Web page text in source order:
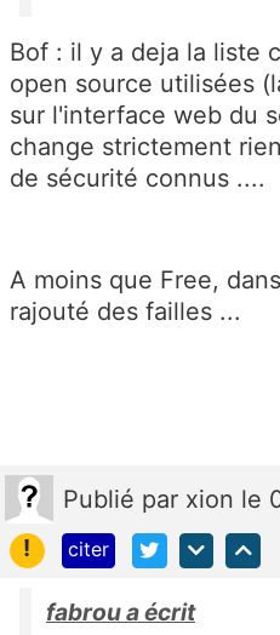
Bof : il y a deja la liste
open source utilisées
sur l'interface web du
change strictement
de sécurité connus ....
A moins que Free,
rajouté des failles ...
Publié par xion le
!
citer
fabrou a écrit